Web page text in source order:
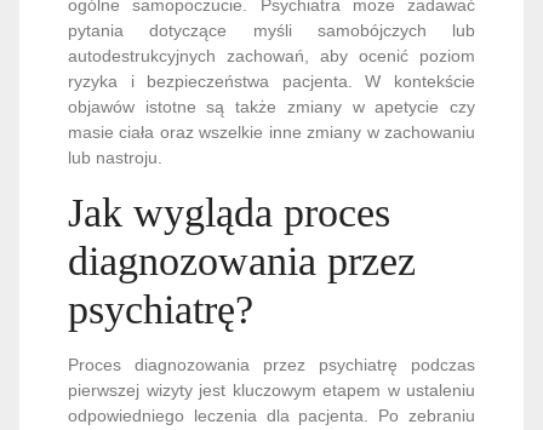
ogólne samopoczucie. Psychiatra może zadawać
pytania dotyczące myśli samobójczych lub
autodestrukcyjnych zachowań, aby ocenić poziom
ryzyka i bezpieczeństwa pacjenta. W kontekście
objawów istotne są także zmiany w apetycie czy
masie ciała oraz wszelkie inne zmiany w zachowaniu
lub nastroju.
Jak wygląda proces
diagnozowania przez
psychiatrę?
Proces diagnozowania przez psychiatrę podczas
pierwszej wizyty jest kluczowym etapem w ustaleniu
odpowiedniego leczenia dla pacjenta. Po zebraniu